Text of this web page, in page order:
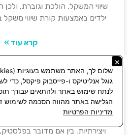
שיווי המשקל, הולכת וגוברת, ולכן
ילדים באמצעות קורת שיווי משקל
קרא עוד »
קוביות
ההזדמנות לפתח מיומנויות
ויצירתיות. בין אם מדובר
×
גוגל אנליטיקס ו-פייסבוק פיקסל, כדי
לנתח שימוש באתר ולהתאים עבורך
הגלישה באתר מהווה הסכמה לשימוש
מדיניות הפרטיות